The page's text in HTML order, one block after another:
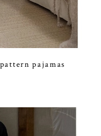
pajamas